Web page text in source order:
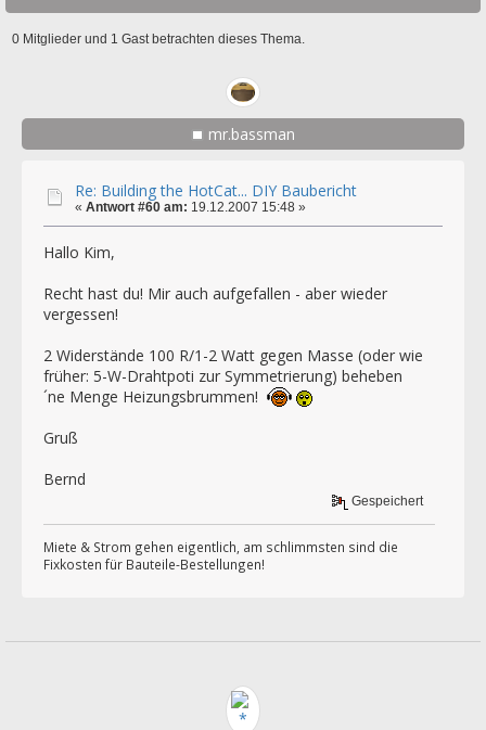
0 Mitglieder und 1 Gast betrachten dieses Thema.
mr.bassman
Re: Building the HotCat... DIY Baubericht
« Antwort #60 am: 19.12.2007 15:48 »
Hallo Kim,
Recht hast du! Mir auch aufgefallen - aber wieder
vergessen!
2 Widerstände 100 R/1-2 Watt gegen Masse (oder wie
früher: 5-W-Drahtpoti zur Symmetrierung) beheben
´ne Menge Heizungsbrummen!
Gruß
Bernd
Gespeichert
Miete & Strom gehen eigentlich, am schlimmsten sind die
Fixkosten für Bauteile-Bestellungen!